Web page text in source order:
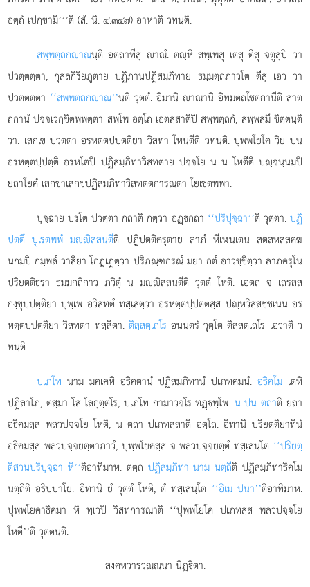
อตฺถํ เปกฺขามี’’’ติ (สํ. นิ. ๔.๓๔๗) อาหาติ วทนฺติ.
สพฺพตฺถกาณนฺติอตฺถาทีสุ าณํ. ตฺหิ สพฺเพสุ เตสุ ตีสุ จตูสุปิ วา
ปวตฺตตฺตา, กุสลกิริยภูตาย ปฏิภานปฏิสมฺภิทาย ธมฺมตฺถภาวโต ตีสุ เอว วา
ปวตฺตตฺตา ‘‘สพฺพตฺถกาณ’’นฺติ วุตฺตํ. อิมานิ าณานิ อิทมตฺถโชตกานีติ สาตฺ
ถกานํ ปจฺจเวกฺขิตพฺพตฺตา สพฺโพ อตฺโถ เอตสฺสาติปิ สพฺพตฺถกํ, สพฺพสฺมึ ขิตฺตนฺติ
วา. เสกฺเข ปวตฺตา อรหตฺตปฺปตฺติยา วิสทา โหนฺตีติ วทนฺติ. ปุพฺพโยโค วิย ปน
อรหตฺตปฺปตฺติ อรหโตปิ ปฏิสมฺภิทาวิสทตาย ปจฺจโย น น โหตีติ ปฺจนฺนมฺปิ
ยถาโยคํ เสกฺขาเสกฺขปฏิสมฺภิทาวิสทตฺตการณตา โยเชตพฺพา.
ปุจฺฉาย ปรโต ปวตฺตา กถาติ กตฺวา อฏฺกถา ‘‘ปริปุจฺฉา’’ติ วุตฺตา. ปฏิ
ปตฺตึ ปูเรตพฺพํ มฺิสฺสนฺตีติ ปฏิปตฺติครุตาย ลาภํ หีเฬนฺเตน สตสหสฺสคฺฆ
นกมฺปิ กมฺพลํ วาสิยา โกฏฺเฏตฺวา ปริภณฺฑกรณํ มยา กตํ อาวชฺชิตฺวา ลาภครุโน
ปริยตฺติธรา ธมฺมกถิกาว ภวิตุํ น มฺิสฺสนฺตีติ วุตฺตํ โหติ. เอตฺถ จ เถรสฺส
กงฺขุปฺปตฺติยา ปุพฺเพ อวิสทตํ ทสฺเสตฺวา อรหตฺตปฺปตฺตสฺส ปฺหวิสฺสชฺชเนน อร
หตฺตปฺปตฺติยา วิสทตา ทสฺสิตา. ติสฺสตฺเถโร อนนฺตรํ วุตฺโต ติสฺสตฺเถโร เอวาติ ว
ทนฺติ.
ปเภโท นาม มคฺเคหิ อธิคตานํ ปฏิสมฺภิทานํ ปเภทคมนํ. อธิคโมเตหิ
ปฏิลาโภ, ตสฺมา โส โลกุตฺตโร, ปเภโท กามาวจโร ทฏฺพฺโพ. น ปน ตถาติ ยถา
อธิคมสฺส พลวปจฺจโย โหติ, น ตถา ปเภทสฺสาติ อตฺโถ. อิทานิ ปริยตฺติยาทีนํ
อธิคมสฺส พลวปจฺจยตฺตาภาวํ, ปุพฺพโยคสฺส จ พลวปจฺจยตฺตํ ทสฺเสนฺโต ‘‘ปริยตฺ
ติสวนปริปุจฺฉา หี’’ติอาทิมาห. ตตฺถ ปฏิสมฺภิทา นาม นตฺถีติ ปฏิสมฺภิทาธิคโม
นตฺถีติ อธิปฺปาโย. อิทานิ ยํ วุตฺตํ โหติ, ตํ ทสฺเสนฺโต ‘‘อิเม ปนา’’ติอาทิมาห.
ปุพฺพโยคาธิคมา หิ ทฺเวปิ วิสทการณาติ ‘‘ปุพฺพโยโค ปเภทสฺส พลวปจฺจโย
โหตี’’ติ วุตฺตนฺติ.
สงฺคหวารวณฺณนา นิฏฺิตา.